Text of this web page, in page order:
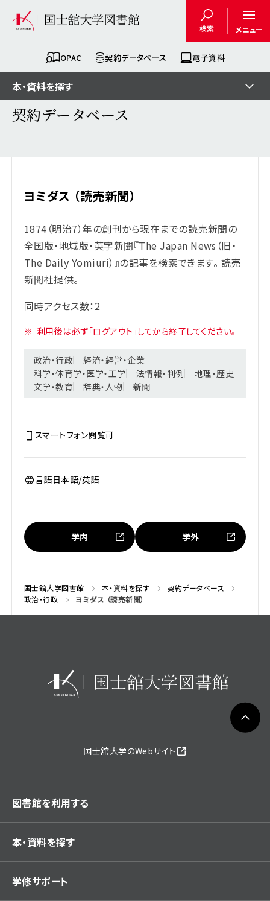
検索 メニュー
OPAC 契約データベース 電子資料
契約データベース
ヨミダス （読売新聞）
1874（明治7）年の創刊から現在までの読売新聞の
全国版・地域版・英字新聞『The Japan News（旧・
The Daily Yomiuri）』の記事を検索できます。 読売
新聞社提供。
同時アクセス数：2
※ 利用後は必ず「ログアウト」してから終了してください。
政治・行政
経済・経営・企業
科学・体育学・医学・工学
法情報・判例
地理・歴史
文学・教育
辞典・人物 新聞
スマートフォン閲覧可
言語日本語/英語
学内 学外
本・資料を探す
国士舘大学図書館 本・資料を探す
契約データベース
政治・行政
ヨミダス （読売新聞）
国士舘大学のWebサイト
図書館を利用する
本・資料を探す
学修サポート